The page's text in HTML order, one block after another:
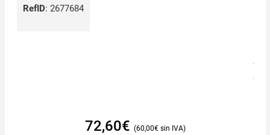
RefID: 2677684
72,60€ 60,00€